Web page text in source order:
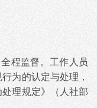
程监督。工作人员
为的认定与处理，
理规定》（人社部